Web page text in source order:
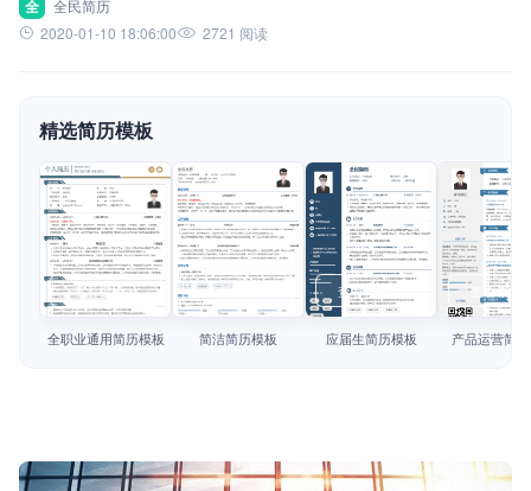
AI 翻译简历
AI 模拟面试
面试自我介绍
AI 职场工具 New
简历模板
简历教程
全
全民简历
2020-01-10 18:06:00
2721 阅读
精选简历模板
查看模板
全职业通用简历模板
查看模板
简洁简历模板
查看模板
应届生简历模板
查看模板
产品运营简